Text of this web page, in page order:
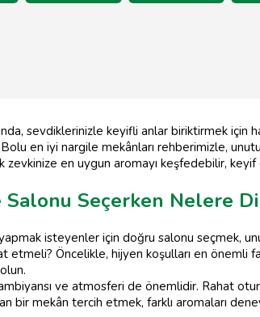
sevdiklerinizle keyifli anlar biriktirmek için
en iyi nargile mekânları rehberimizle,
zevkinize en uygun aromayı keşfedebilir,
Seçerken Nelere
isteyenler için doğru salonu seçmek,
etmeli? Öncelikle, hijyen koşulları en
ve atmosferi de önemlidir. Rahat
bir mekân tercih etmek, farklı aromaları